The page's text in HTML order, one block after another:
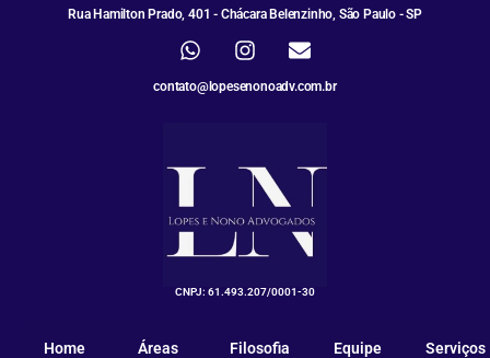
Rua Hamilton Prado, 401 - Chácara Belenzinho, São Paulo - SP
contato@lopesenonoadv.com.br
CNPJ: 61.493.207/0001-30
Home Áreas Filosofia Equipe Serviços